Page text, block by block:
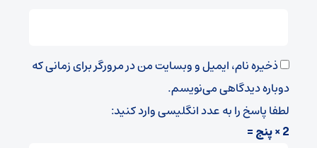
ذخیره نام، ایمیل و وبسایت من در مرورگر برای زمانی که
دوباره دیدگاهی می‌نویسم.
لطفا پاسخ را به عدد انگلیسی وارد کنید:
2 × پنج =